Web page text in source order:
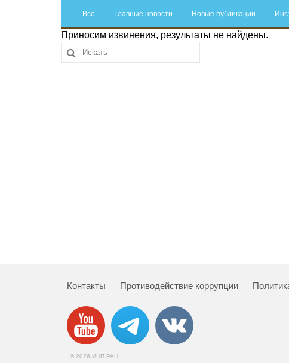
Все Главные новости Новые публикации
Приносим извинения, результаты не найдены.
Контакты Противодействие коррупции
© 2026 ИНП РАН